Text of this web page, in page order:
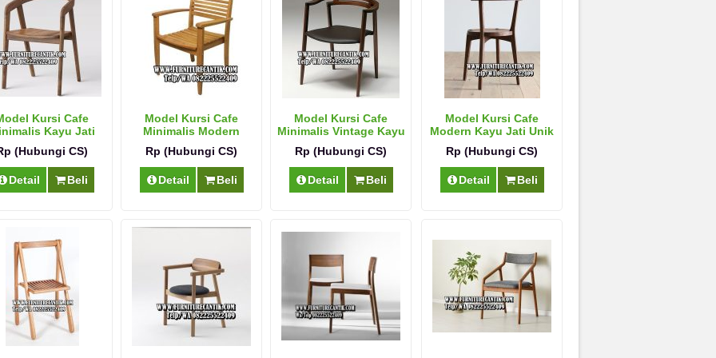
Kursi Cafe
Kayu Jati
(Hubungi CS)
Detail Beli
Model Kursi Cafe
Minimalis Modern
Rp (Hubungi CS)
Detail Beli
Model Kursi Cafe
Minimalis Vintage Kayu
Rp (Hubungi CS)
Detail Beli
Model Kursi Cafe
Modern Kayu Jati Unik
Rp (Hubungi CS)
Detail Beli